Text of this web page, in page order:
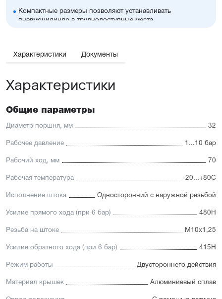
Компактные размеры позволяют устанавливать
пневмоцилиндр в труднодоступные места
Широкий ассортимент опций и монтажных
Высокая производительность.
Имеется опрос положения и упругие элементы
демпфирования
трёх сторон
промышленности
Низкий уровень шума работы
Характеристики Документы
Характеристики
Общие параметры
Диаметр поршня, мм 32
Рабочее давление 1...10 бар
Рабочий ход, мм 70
Рабочая температура -20...+80С
Исполнение штока Односторонний с наружной резьбой
Усилие прямого хода (при 6 бар) 480Н
Резьба на штоке М10х1,25
Усилие обратного хода (при 6 бар) 415Н
Режим работы Двустороннего действия
Материал крышек Алюминиевый сплав